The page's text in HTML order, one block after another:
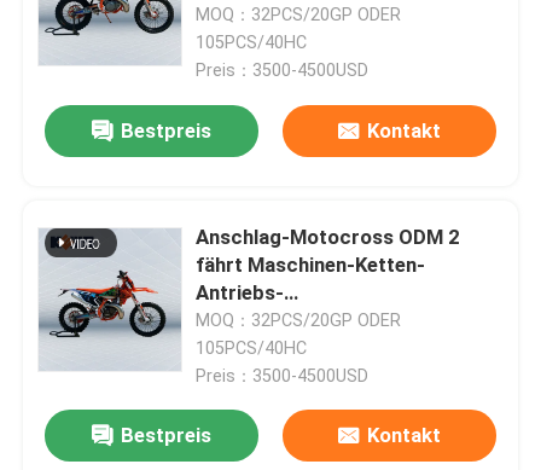
elektrisches des Anfangs2
MOQ：32PCS/20GP ODER
105PCS/40HC
Preis：3500-4500USD
Bestpreis Kontakt
Anschlag-Motocross ODM 2
fährt Maschinen-Ketten-
Antriebs-
Kraftübertragungssystem
Enduro-Modell-MT250 rad
MOQ：32PCS/20GP ODER
105PCS/40HC
Preis：3500-4500USD
Bestpreis Kontakt